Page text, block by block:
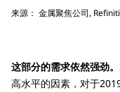
来源： 金属聚焦公司,
这部分的需求依然强劲。
高水平的因素，对于